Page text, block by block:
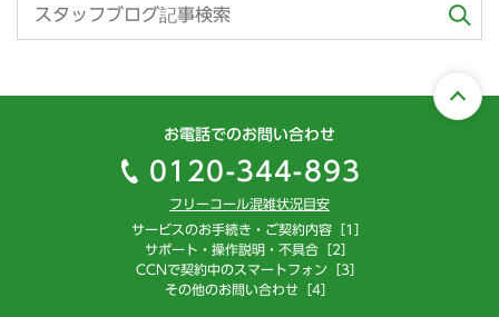
お電話でのお問い合わせ
0120-344-893
フリーコール混雑状況目安
サービスのお手続き・ご契約内容［1］
サポート・操作説明・不具合［2］
CCNで契約中のスマートフォン［3］
その他のお問い合わせ［4］